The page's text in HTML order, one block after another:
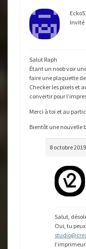
Invité
Salut Raph
Étant un noob voir
faire une plaquette de
Checker les pixels et
convertir pour
Merci à toi et au
Bientôt une nouvelle
8 octobre
Salut,
Oui, tu
l’imprimeur.